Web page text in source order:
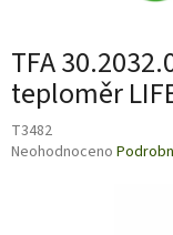
TFA
teploměr
T3482
Průměrné
Neohodnoceno